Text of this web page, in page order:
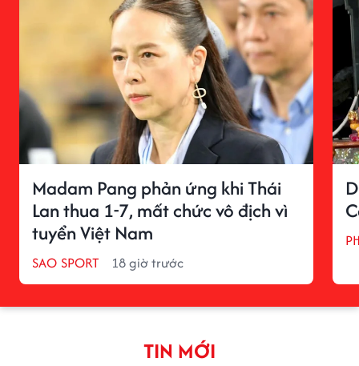
Madam Pang phản ứng khi Thái
Lan thua 1-7, mất chức vô địch vì
tuyển Việt Nam
SAO SPORT 18 giờ trước
TIN MỚI